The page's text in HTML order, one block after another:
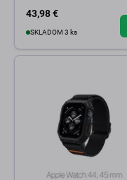
43,98 €
SKLADOM 3 ks